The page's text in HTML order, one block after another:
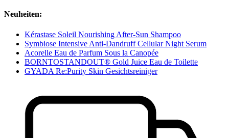
Neuheiten:
Kérastase Soleil Nourishing After-Sun Shampoo
Symbiose Intensive Anti-Dandruff Cellular Night Serum
Acorelle Eau de Parfum Sous la Canopée
BORNTOSTANDOUT® Gold Juice Eau de Toilette
GYADA Re:Purity Skin Gesichtsreiniger